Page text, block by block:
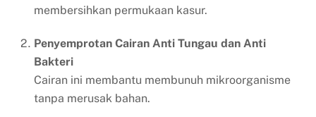
membersihkan permukaan kasur.
Penyemprotan Cairan Anti Tungau dan Anti
Bakteri
Cairan ini membantu membunuh mikroorganisme
tanpa merusak bahan.